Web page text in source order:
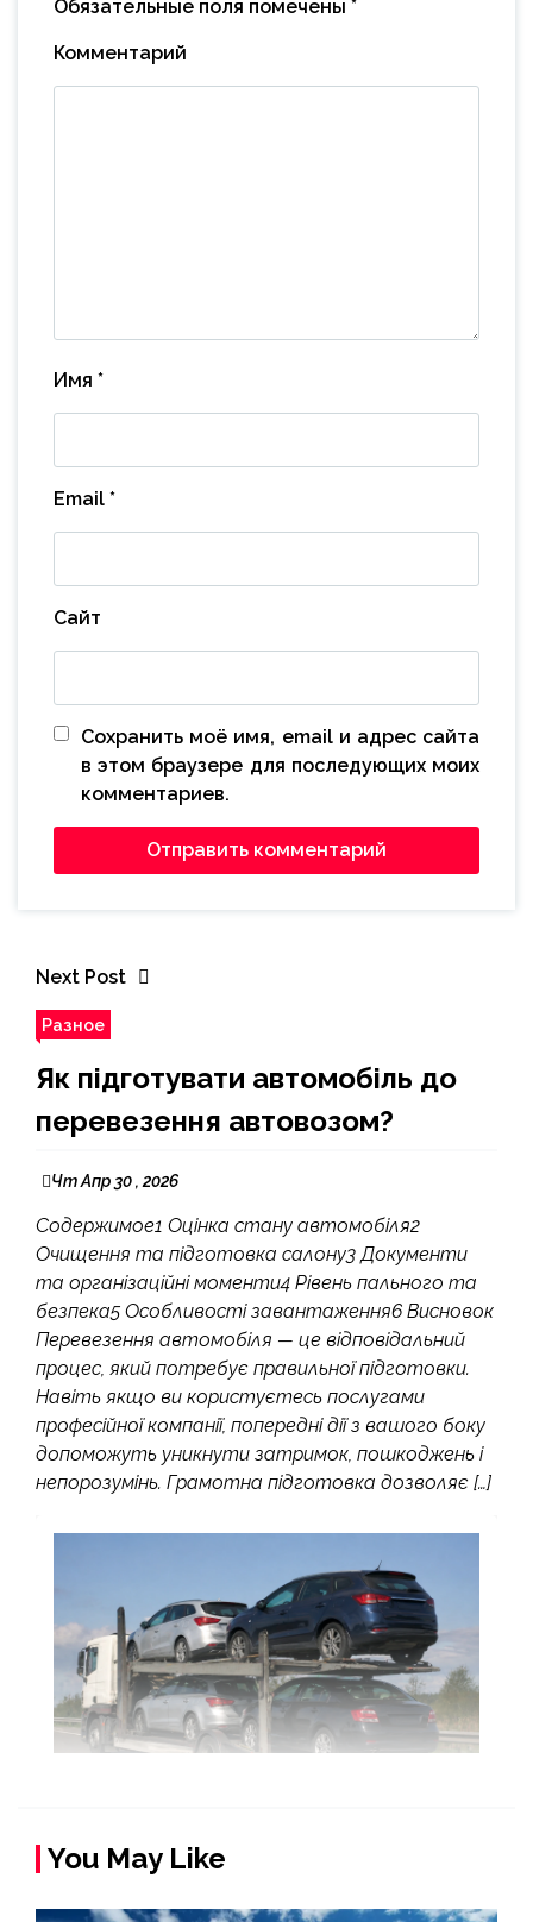
Обязательные поля помечены *
Комментарий
Имя *
Email *
Сайт
Сохранить моё имя, email и адрес сайта
в этом браузере для последующих моих
комментариев.
Next Post
Разное
Як підготувати автомобіль до
перевезення автовозом?
Чт Апр 30 , 2026
Содержимое1 Оцінка стану автомобіля2
Очищення та підготовка салону3 Документи
та організаційні моменти4 Рівень пального та
безпека5 Особливості завантаження6 Висновок
Перевезення автомобіля — це відповідальний
процес, який потребує правильної підготовки.
Навіть якщо ви користуєтесь послугами
професійної компанії, попередні дії з вашого боку
допоможуть уникнути затримок, пошкоджень і
непорозумінь. Грамотна підготовка дозволяє […]
You May Like